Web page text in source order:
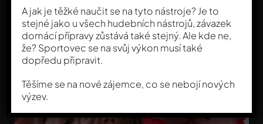
A jak je těžké naučit se na tyto nástroje? Je to
stejné jako u všech hudebních nástrojů, závazek
domácí přípravy zůstává také stejný. Ale kde ne,
že? Sportovec se na svůj výkon musí také
dopředu připravit.
Těšíme se na nové zájemce, co se nebojí nových
výzev.